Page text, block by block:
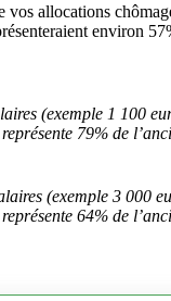
vos allocations
environ
(exemple 1 100
79% de
(exemple 3 000
64% de